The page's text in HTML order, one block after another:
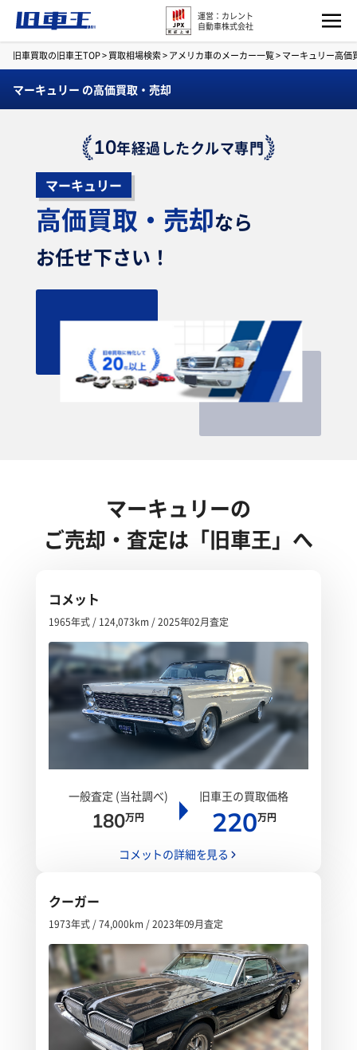
運営：カレント
自動車株式会社
旧車買取の旧車王TOP>買取相場検索>アメリカ車のメーカー一覧>マーキュリー高価
マーキュリー の高価買取・売却
10年経過したクルマ専門
マーキュリー
高価買取・売却なら
お任せ下さい！
マーキュリーの
ご売却・査定は「旧車王」へ
コメット
1965年式 / 124,073km / 2025年02月査定
一般査定 (当社調べ)
180万円
旧車王の買取価格
220万円
コメットの詳細を見る
クーガー
1973年式 / 74,000km / 2023年09月査定